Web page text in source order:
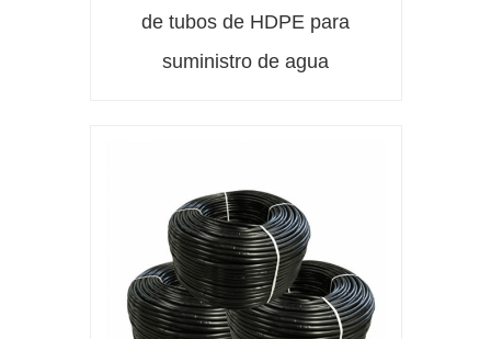
de tubos de HDPE para
suministro de agua